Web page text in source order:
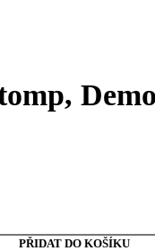
PŘIDAT DO KOŠÍKU